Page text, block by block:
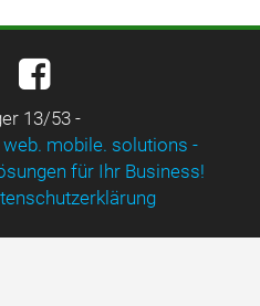
13/53 -
mobile. solutions -
für Ihr Business!